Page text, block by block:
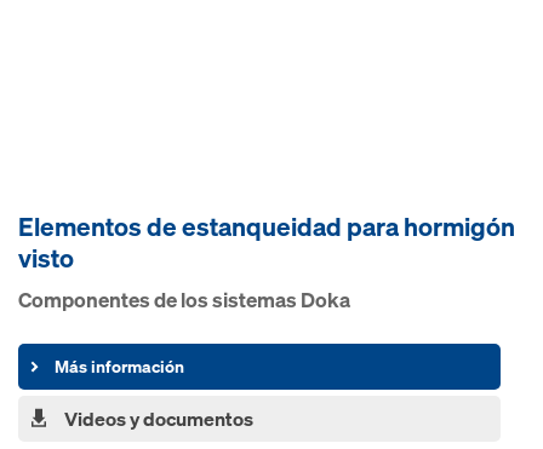
Elementos de estanqueidad para hormigón
visto
Componentes de los sistemas Doka
Más información
Videos y documentos